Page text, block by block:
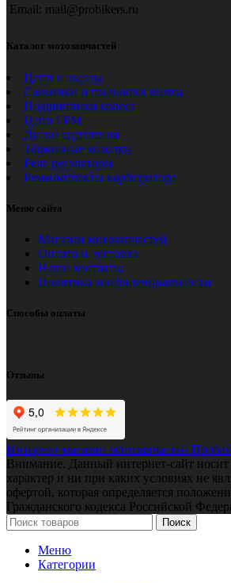
Email: mail@probikers.ru
Каталог мотозапчастей
Цепи и звезды
Сальники и пыльники вилки
Подшипники колеса
Цепи ГРМ
Диски сцепления
Тормозные колодки
Реле регуляторы
Ремкомплекты карбюратора
Меню сайта
Магазин мотозапчастей
Оплата и доставка
Наши контакты
Политика конфиденциальности
Способы оплаты
Отзывы
Интернет-магазин мотозапчастей
Внимание. Данный интернет-сайт
характер и ни при каких условиях не
офертой, которая определяется
Гражданского кодекса Российской
Поиск
Меню
Категории